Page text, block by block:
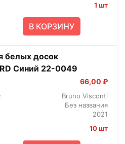
1 шт
В КОРЗИНУ
белых досок
Синий 22-0049
66,00 ₽
Bruno Visconti
Без названия
2021
10 шт